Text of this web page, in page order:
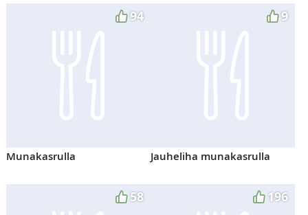
94
Munakasrulla
9
Jauheliha munakasrulla
58 196